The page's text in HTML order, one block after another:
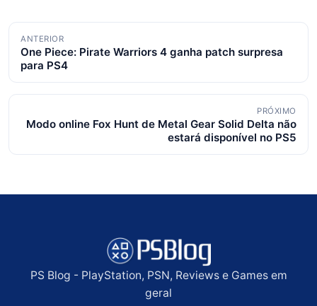
Navegação
de
posts
ANTERIOR
One Piece: Pirate Warriors 4 ganha patch surpresa
para PS4
PRÓXIMO
Modo online Fox Hunt de Metal Gear Solid Delta não
estará disponível no PS5
PS Blog - PlayStation, PSN, Reviews e Games em
geral